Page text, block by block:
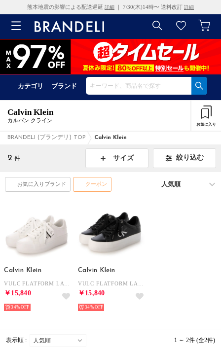
熊本地震の影響による配送遅延 詳細 ｜ 7/30(木)14時〜 送料改訂 詳細
カテゴリ ブランド
Calvin Klein
カルバン クライン
お気に入り
BRANDELI (ブランデリ) TOP Calvin Klein
2 件 サイズ 絞り込む
お気に入りブランド クーポン
Calvin Klein
￥15,840
34%
Calvin Klein
￥15,840
34%
表示順 : 1 ～ 2件 (全2件)